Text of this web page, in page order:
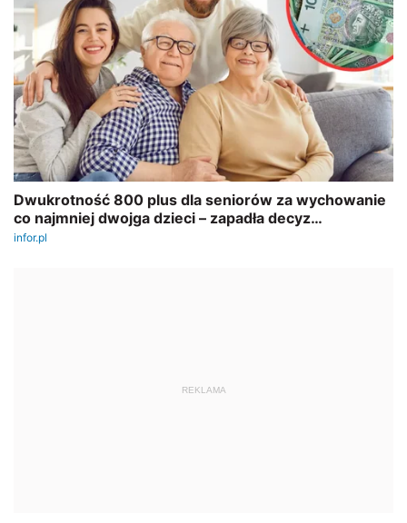
REKLAMA